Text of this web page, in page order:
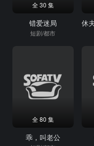
全 30 集
错爱迷局
短剧/都市
全 80 集
乖，叫老公